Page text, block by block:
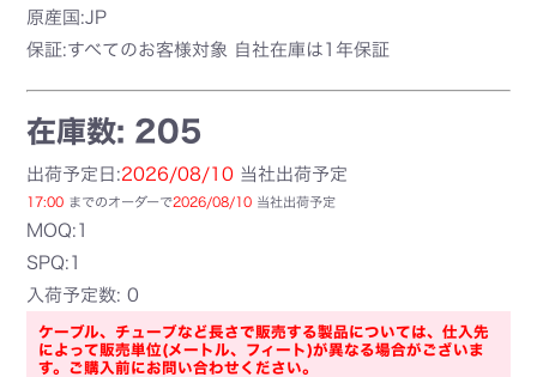
原産国:JP
保証:すべてのお客様対象 自社在庫は1年保証
在庫数: 205
出荷予定日:2026/08/10 当社出荷予定
17:00 までのオーダーで2026/08/10 当社出荷予定
MOQ:1
SPQ:1
入荷予定数: 0
ケーブル、チューブなど長さで販売する製品については、仕入先
によって販売単位(メートル、フィート)が異なる場合がございま
す。ご購入前にお問い合わせください。